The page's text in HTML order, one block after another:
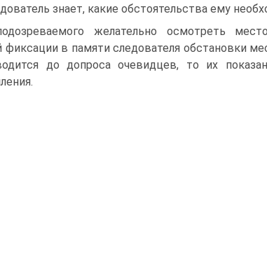
знает, какие обстоятельства ему
желательно осмотреть
фиксации в памяти следователя обстановки
до допроса очевидцев, то их